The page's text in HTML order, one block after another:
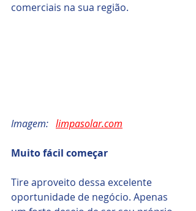
comerciais na sua região.
Imagem: limpasolar.com
Muito fácil começar
Tire aproveito dessa excelente
oportunidade de negócio. Apenas